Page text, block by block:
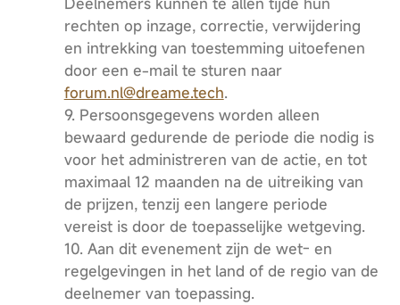
rechten op inzage, correctie, verwijdering
en intrekking van toestemming uitoefenen
door een e-mail te sturen naar
forum.nl@dreame.tech.
9. Persoonsgegevens worden alleen
bewaard gedurende de periode die nodig is
voor het administreren van de actie, en tot
maximaal 12 maanden na de uitreiking van
de prijzen, tenzij een langere periode
vereist is door de toepasselijke wetgeving.
10. Aan dit evenement zijn de wet- en
regelgevingen in het land of de regio van de
deelnemer van toepassing.